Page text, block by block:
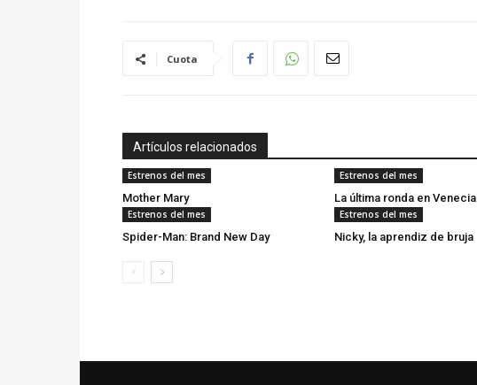
Cuota
Artículos relacionados
Estrenos del mes
Mother Mary
Estrenos del mes
La última ronda en Venecia
Estrenos del mes
Spider-Man: Brand New Day
Estrenos del mes
Nicky, la aprendiz de bruja